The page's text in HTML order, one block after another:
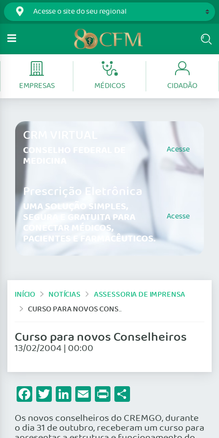
EMPRESAS MÉDICOS CIDADÃO
CRM VIRTUAL
CONSELHO FEDERAL DE
MEDICINA
Acesse
Prescrição Eletrônica
UMA SOLUÇÃO SIMPLES,
SEGURA E GRATUITA PARA
CONECTAR MÉDICOS,
PACIENTES E FARMACÊUTICOS.
Acesse
INÍCIO NOTÍCIAS
ASSESSORIA DE IMPRENSA
CURSO PARA NOVOS CONSELHEIROS
Curso para novos Conselheiros
13/02/2004 | 00:00
Facebook
Twitter
LinkedIn
Email
Print
Os novos conselheiros do CREMGO, durante
o dia 31 de outubro, receberam um curso para